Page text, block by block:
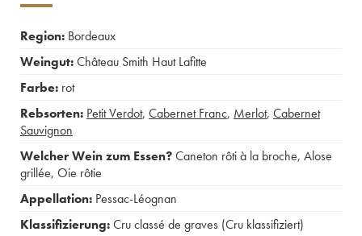
Region: Bordeaux
Weingut:Château Smith Haut Lafitte
Farbe: rot
Rebsorten: Petit Verdot, Cabernet Franc, Merlot, Cabernet
Sauvignon
Welcher Wein zum Essen?Caneton rôti à la broche, Alose
grillée, Oie rôtie
Appellation: Pessac-Léognan
Klassifizierung:Cru classé de graves (Cru klassifiziert)